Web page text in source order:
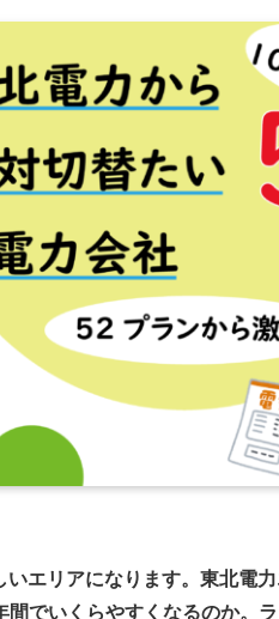
エリアになります。東北電
でいくらやすくなるのか。